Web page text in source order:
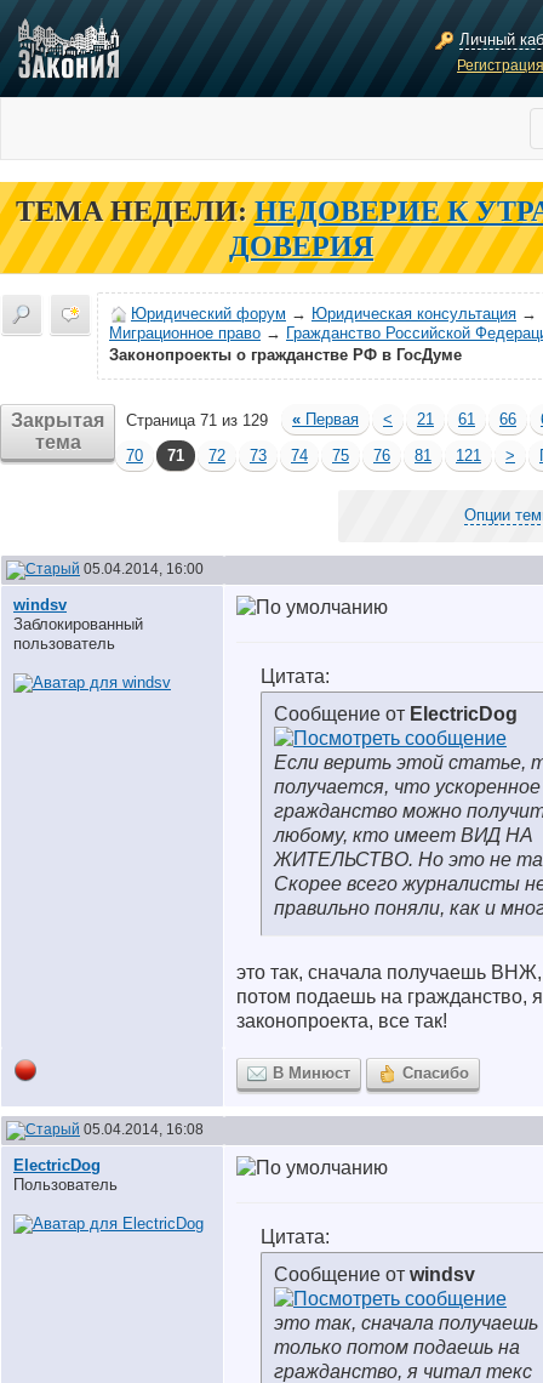
Личный
ТЕМА НЕДЕЛИ: НЕДОВЕРИЕ К
ДОВЕРИЯ
Юридический форум → Юридическая консультация →
Миграционное право → Гражданство Российской
Законопроекты о гражданстве РФ в ГосДуме
Закрытая
тема
Страница 71 из 129 « Первая < 21 61 66
70
71 72 73 74 75 76 81 121 >
Опции
05.04.2014, 16:00
windsv
Заблокированный
пользователь
Цитата:
Сообщение от ElectricDog
Если верить этой статье,
получается, что ускоренное
гражданство можно
любому, кто имеет ВИД НА
ЖИТЕЛЬСТВО. Но это не
Скорее всего журналисты
правильно поняли, как и
это так, сначала получаешь ВНЖ,
потом подаешь на гражданство, я
законопроекта, все так!
В Минюст Спасибо
05.04.2014, 16:08
ElectricDog
Пользователь
Цитата:
Сообщение от windsv
это так, сначала
только потом подаешь на
гражданство, я читал текс